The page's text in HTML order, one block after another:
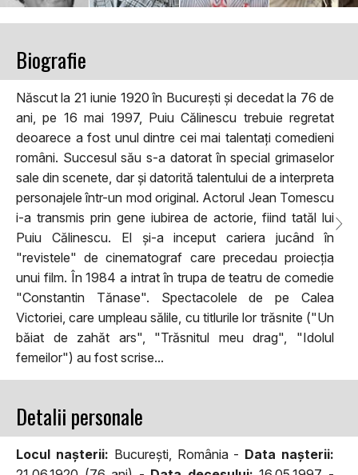
Biografie
Născut la 21 iunie 1920 în București și decedat la 76 de
ani, pe 16 mai 1997, Puiu Călinescu trebuie regretat
deoarece a fost unul dintre cei mai talentați comedieni
români. Succesul său s-a datorat în special grimaselor
sale din scenete, dar și datorită talentului de a interpreta
personajele într-un mod original. Actorul Jean Tomescu
i-a transmis prin gene iubirea de actorie, fiind tatăl lui
Puiu Călinescu. El și-a inceput cariera jucând în
"revistele" de cinematograf care precedau proiecția
unui film. În 1984 a intrat în trupa de teatru de comedie
"Constantin Tănase". Spectacolele de pe Calea
Victoriei, care umpleau sălile, cu titlurile lor trăsnite ("Un
băiat de zahăt ars", "Trăsnitul meu drag", "Idolul
femeilor") au fost scrise...
Detalii personale
Locul naşterii: București, România - Data naşterii: